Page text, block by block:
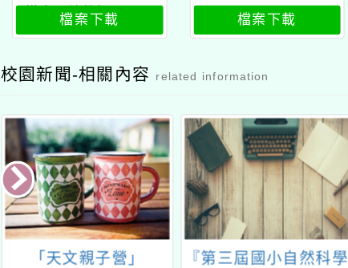
導向閱讀教師研習工
作坊」公文
檔案下載 檔案下載
校園新聞-相關內容 related information
「天文親子營」
『第三屆國小自然科學